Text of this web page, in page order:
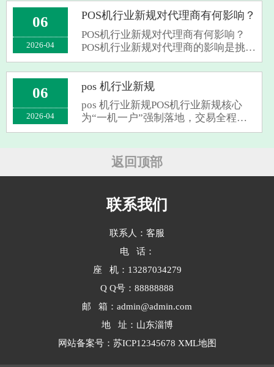
据国务院公布的《非银行支付机构监
督管理条例》（国务院令第768号），
自···
06
2026-04
POS机行业新规对代理商有何影响？
POS机行业新规对代理商有何影响？
POS机行业新规对代理商的影响是挑战
与机遇并存，核心在于从“流量驱
动”转向“服务驱动”‌。随着“一机一
户”全面落地、监管链条不断收紧，代
理商的传统盈利模式正被重塑，但合
规化···
06
2026-04
pos 机行业新规
pos 机行业新规POS机行业新规核心
为“一机一户”强制落地，交易全程可
追溯，个人用户刷卡更易触发银行风
入全链条风控阶段，主要变化集中在
以下几个方面：“一机一户”全面实施‌
返回顶部
联系我们
联系人：客服
电 话：
座 机：13287034279
Q Q号：88888888
邮 箱：admin@admin.com
地 址：山东淄博
网站备案号： 苏ICP12345678 XML地图